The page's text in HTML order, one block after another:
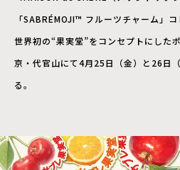
「SABRÉMOJI™ フルーツチャーム」
世界初の“果実堂”をコンセプトにした
京・代官山にて4月25日（金）と26日
る。